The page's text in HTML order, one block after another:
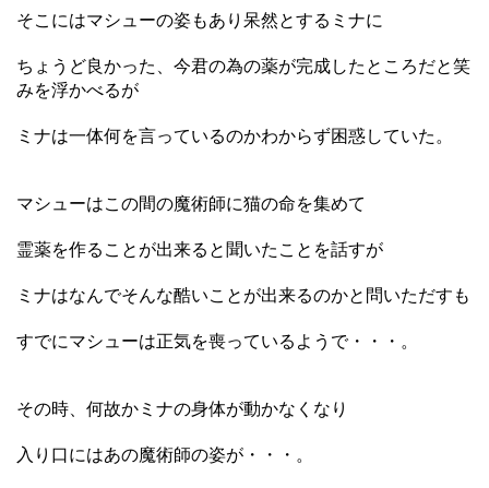
そこにはマシューの姿もあり呆然とするミナに
ちょうど良かった、今君の為の薬が完成したところだと笑
みを浮かべるが
ミナは一体何を言っているのかわからず困惑していた。
マシューはこの間の魔術師に猫の命を集めて
霊薬を作ることが出来ると聞いたことを話すが
ミナはなんでそんな酷いことが出来るのかと問いただすも
すでにマシューは正気を喪っているようで・・・。
その時、何故かミナの身体が動かなくなり
入り口にはあの魔術師の姿が・・・。